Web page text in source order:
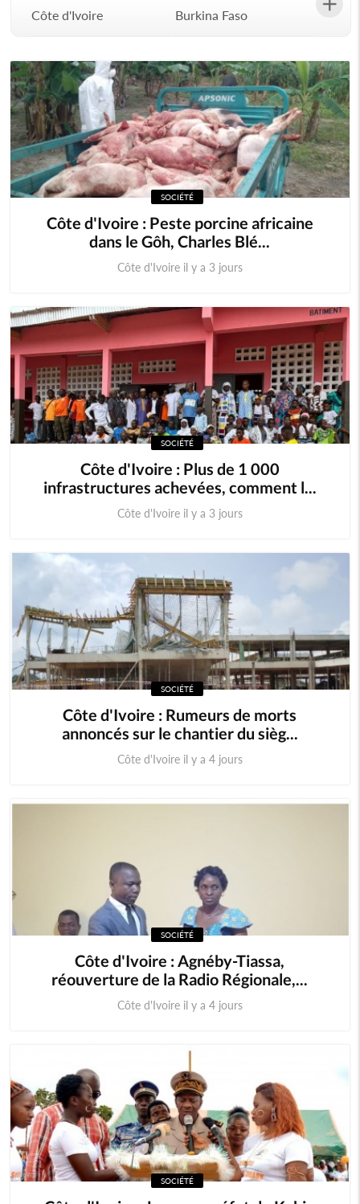
Côte d'Ivoire Burkina Faso
Sénégal Bénin
Afrique du Sud Angola
Botswana Burundi
Cameroun Cap-Vert
Ethiopie Gambie
Ghana Guinée
Guinée Bissau Guinnée Equatorial
Libéria Madagascar
Mauritanie Mozambique
Namibie Niger
Nigeria Ouganda
Sao Tomé
Sierra Leone Somalie
Algérie
Comores Egypte
Maroc Tunisie
Monde
SOCIÉTÉ
Côte d'Ivoire : Peste porcine africaine
dans le Gôh, Charles Blé...
Côte d'Ivoire il y a 3 jours
SOCIÉTÉ
Côte d'Ivoire : Plus de 1 000
infrastructures achevées, comment l...
Côte d'Ivoire il y a 3 jours
SOCIÉTÉ
Côte d'Ivoire : Rumeurs de morts
annoncés sur le chantier du sièg...
Côte d'Ivoire il y a 4 jours
SOCIÉTÉ
Côte d'Ivoire : Agnéby-Tiassa,
réouverture de la Radio Régionale,...
Côte d'Ivoire il y a 4 jours
SOCIÉTÉ